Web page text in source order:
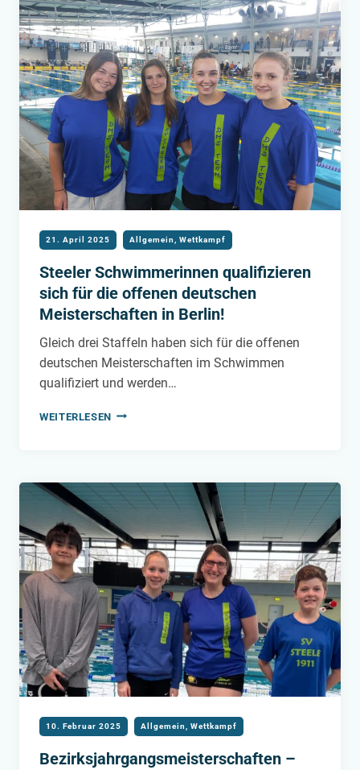
Steeler Schwimmerinnen qualifizieren
sich für die offenen deutschen
Meisterschaften in Berlin!
21. April 2025 Allgemein Wettkampf
Gleich drei Staffeln haben sich für die offenen
deutschen Meisterschaften im Schwimmen
qualifiziert und werden…
WEITERLESEN STEELER
DIE
OFFENEN
DEUTSCHEN
MEISTERSCHAFTEN
IN
BERLIN!
Bezirksjahrgangsmeisterschaften –
10. Februar 2025 Allgemein, Wettkampf